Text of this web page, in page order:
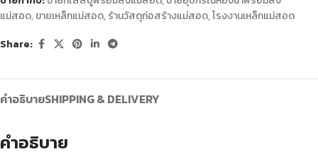
แม่สอด,ขายเหล็กแม่สอด,ร้านวัสดุก่อสร้างแม่สอด,โรงงานเหล็กแม่สอด
Share:
คำอธิบายSHIPPING & DELIVERY
คำอธิบาย